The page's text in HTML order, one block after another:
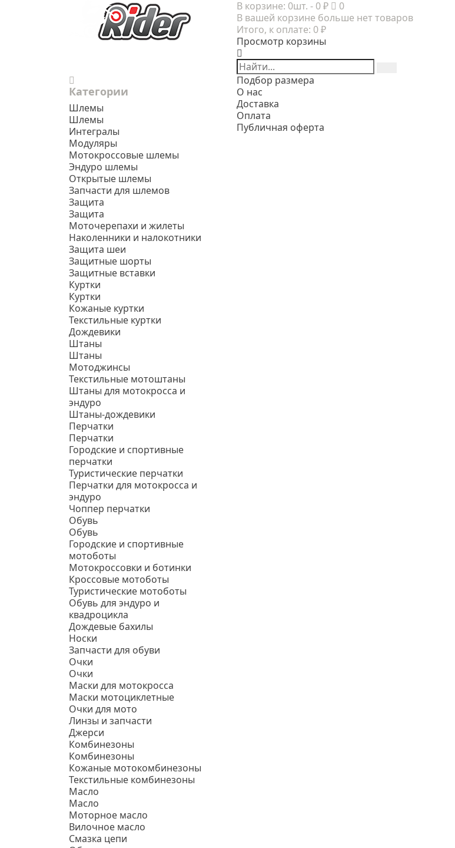
В корзине: 0шт. - 0 ₽
0
В вашей корзине больше нет товаров
Итого, к оплате: 0 ₽
Просмотр корзины
Категории
Шлемы
Шлемы
Интегралы
Модуляры
Мотокроссовые шлемы
Эндуро шлемы
Открытые шлемы
Запчасти для шлемов
Защита
Защита
Моточерепахи и жилеты
Наколенники и налокотники
Защита шеи
Защитные шорты
Защитные вставки
Куртки
Куртки
Кожаные куртки
Текстильные куртки
Дождевики
Штаны
Штаны
Мотоджинсы
Текстильные мотоштаны
Штаны для мотокросса и
эндуро
Штаны-дождевики
Перчатки
Перчатки
Городские и спортивные
перчатки
Туристические перчатки
Перчатки для мотокросса и
эндуро
Чоппер перчатки
Обувь
Обувь
Городские и спортивные
мотоботы
Мотокроссовки и ботинки
Кроссовые мотоботы
Туристические мотоботы
Обувь для эндуро и
квадроцикла
Дождевые бахилы
Носки
Запчасти для обуви
Очки
Очки
Маски для мотокросса
Маски мотоциклетные
Очки для мото
Линзы и запчасти
Джерси
Комбинезоны
Комбинезоны
Кожаные мотокомбинезоны
Текстильные комбинезоны
Масло
Масло
Моторное масло
Вилочное масло
Смазка цепи
Подбор размера
О нас
Доставка
Оплата
Публичная оферта